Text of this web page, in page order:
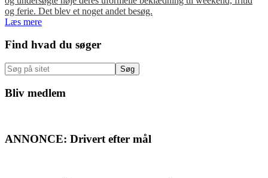
og ferie. Det blev et noget andet besøg.
Læs mere
Primær
Sidebar
Find hvad du søger
Søg
på
sitet
Bliv medlem
ANNONCE: Drivert efter mål